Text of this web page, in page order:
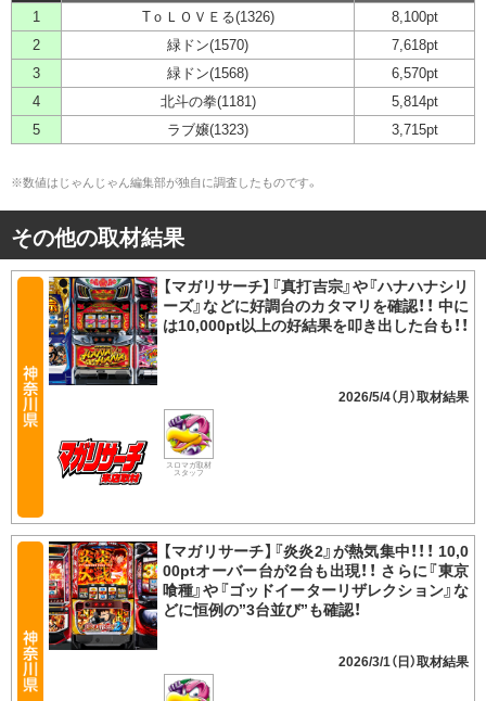
1 TｏＬＯＶＥる(1326)
8,100pt
2
緑ドン(1570)
7,618pt
3
緑ドン(1568)
6,570pt
4
北斗の拳(1181)
5,814pt
5
ラブ嬢(1323) 3,715pt
※数値はじゃんじゃん編集部が独自に調査したものです。
その他の取材結果
【マガリサーチ】『真打吉宗』や『ハナハナシリ
ーズ』などに好調台のカタマリを確認！！ 中に
は10,000pt以上の好結果を叩き出した台も！！
2026/5/4（月）
スロマガ取材
スタッフ
【マガリサーチ】『炎炎2』が熱気集中！！！ 10,0
00ptオーバー台が2台も出現！！ さらに『東京
喰種』や『ゴッドイーターリザレクション』な
どに恒例の”3台並び”も確認！
2026/3/1（日）